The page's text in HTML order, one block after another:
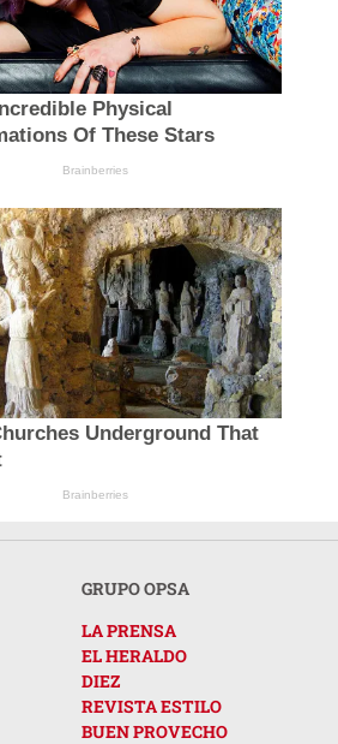
Physical
Of These Stars
Brainberries
Underground That
Brainberries
GRUPO OPSA
LA PRENSA
EL HERALDO
DIEZ
REVISTA ESTILO
BUEN PROVECHO